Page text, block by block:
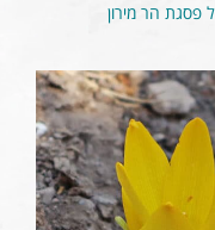
פסגת הר מירון